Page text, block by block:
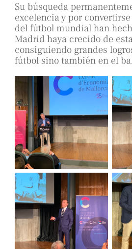
Su búsqueda
excelencia y por
del fútbol mundial han
Madrid haya crecido de
consiguiendo grandes
fútbol sino también en el